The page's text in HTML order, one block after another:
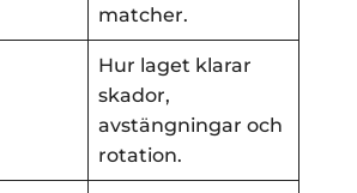
matcher.
Hur laget klarar
skador,
avstängningar och
rotation.